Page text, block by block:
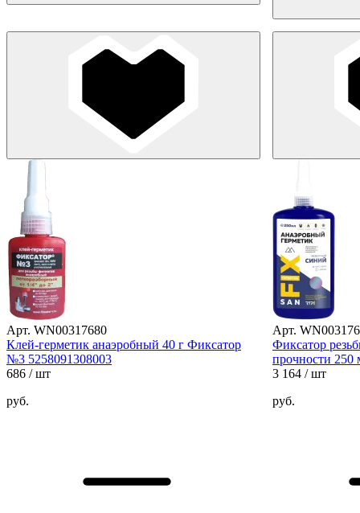
Арт. WN00317680
Клей-герметик анаэробный 40 г Фиксатор
№3 5258091308003
686 / шт
руб.
Арт.
Фиксатор
прочности 250
3 164 / шт
руб.